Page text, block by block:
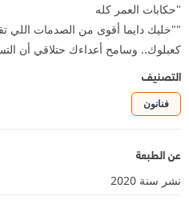
"حكابات العمر كله
""خليك دايما أقوى من الصدمات اللي
كعبلوك.. وسامح أعداءك حتلاقي أن
التصنيف
فنانون
عن الطبعة
نشر سنة 2020